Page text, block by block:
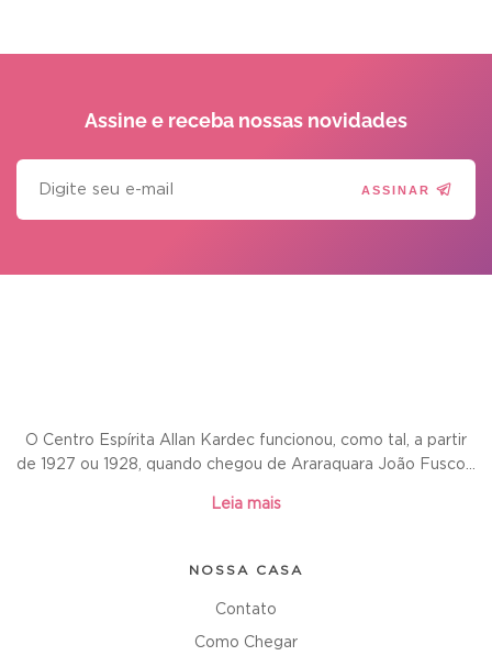
Assine e receba nossas novidades
ASSINAR
O Centro Espírita Allan Kardec funcionou, como tal, a partir
de 1927 ou 1928, quando chegou de Araraquara João Fusco...
Leia mais
NOSSA CASA
Contato
Como Chegar